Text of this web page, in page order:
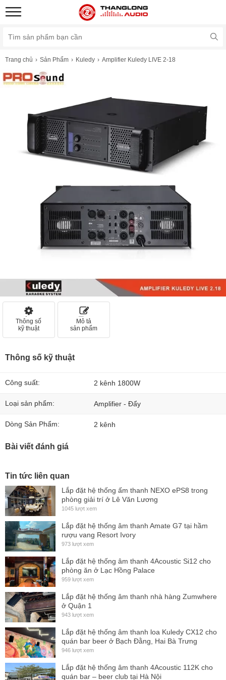
Trang chủ Sản Phẩm Kuledy Amplifier Kuledy LIVE 2-18
Thông số
kỹ thuật
Mô tả
sản phẩm
Thông số kỹ thuật
Công suất: 2 kênh 1800W
Loại sản phẩm: Amplifier - Đẩy
Dòng Sản Phẩm: 2 kênh
Bài viết đánh giá
Tin tức liên quan
Lắp đặt hệ thống ấm thanh NEXO ePS8 trong
phòng giải trí ở Lê Văn Lương
1045 lượt xem
Lắp đặt hệ thống âm thanh Amate G7 tại hầm
rượu vang Resort Ivory
973 lượt xem
Lắp đặt hệ thống âm thanh 4Acoustic Si12 cho
phòng ăn ở Lạc Hồng Palace
959 lượt xem
Lắp đặt hệ thống âm thanh nhà hàng Zumwhere
ở Quận 1
943 lượt xem
Lắp đặt hệ thống âm thanh loa Kuledy CX12 cho
quán bar beer ở Bạch Đằng, Hai Bà Trưng
946 lượt xem
Lắp đặt hệ thống âm thanh 4Acoustic 112K cho
quán bar – beer club tại Hà Nội